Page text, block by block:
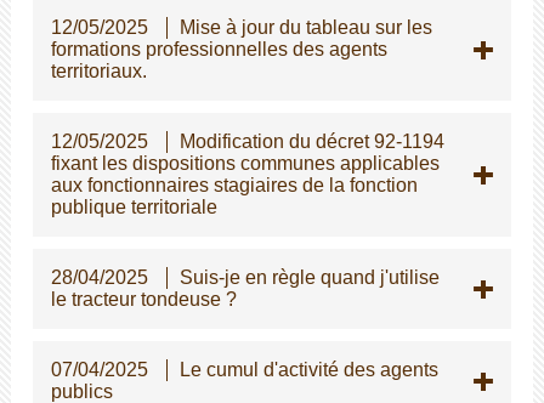
12/05/2025
Mise à jour du tableau sur les
formations professionnelles des agents
territoriaux.
12/05/2025
Modification du décret 92-1194
fixant les dispositions communes applicables
aux fonctionnaires stagiaires de la fonction
publique territoriale
28/04/2025
Suis-je en règle quand j'utilise
le tracteur tondeuse ?
07/04/2025
Le cumul d'activité des agents
publics